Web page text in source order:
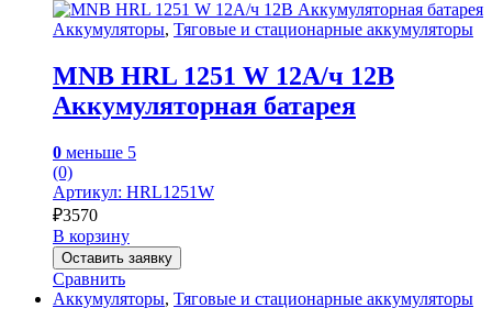
Аккумуляторы, Тяговые и стационарные аккумуляторы
MNB HRL 1251 W 12А/ч 12В
Аккумуляторная батарея
0 меньше 5
(0)
Артикул: HRL1251W
₽3570
В корзину
Оставить заявку
Сравнить
Аккумуляторы, Тяговые и стационарные аккумуляторы